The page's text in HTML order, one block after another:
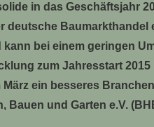
in das Geschäftsjahr
deutsche Baumarkthandel
bei einem geringen
zum Jahresstart
ein besseres
und Garten e.V.